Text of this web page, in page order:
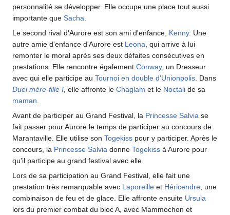
personnalité se développer. Elle occupe une place tout aussi
importante que Sacha
Le second rival d'Aurore est son ami d'enfance, Kenny. Une
autre amie d'enfance d'Aurore est Leona , qui arrive à lui
remonter le moral après ses deux défaites consécutives en
prestations. Elle rencontre également Conway, un Dresseur
avec qui elle participe au Tournoi en double d'Unionpolis . Dans
Duel mère-fille ! , elle affronte le Chaglam et le Noctali de sa
maman
Avant de participer au Grand Festival, la Princesse Salvia se
fait passer pour Aurore le temps de participer au concours de
Marantaville. Elle utilise son Togekiss pour y participer. Après le
concours, la Princesse Salvia donne Togekiss à Aurore pour
qu'il participe au grand festival avec elle.
Lors de sa participation au Grand Festival, elle fait une
prestation très remarquable avec Laporeille et Héricendre , une
combinaison de feu et de glace. Elle affronte ensuite Ursula
lors du premier combat du bloc A, avec Mammochon et